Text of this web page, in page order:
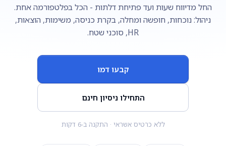
החל מדיווח שעות ועד פתיחת דלתות - הכל בפלטפורמה אחת.
ניהול: נוכחות, חופשה ומחלה, בקרת כניסה, משימות, הוצאות,
HR, סוכני שטח.
קבעו דמו
התחילו ניסיון חינם
ללא כרטיס אשראי · התקנה ב-6 דקות